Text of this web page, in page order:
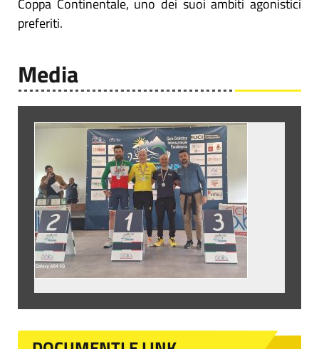
Coppa Continentale, uno dei suoi ambiti agonistici
preferiti.
Media